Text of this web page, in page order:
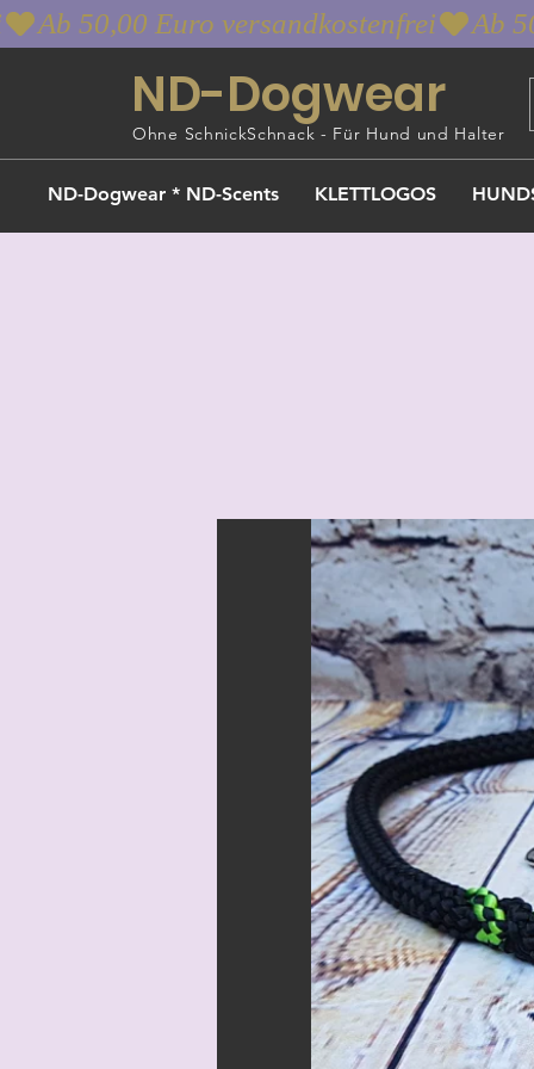
ND-Dogwear * ND-Scents KLETTLOGOS
ND-Dogwear
Ohne SchnickSchnack - Für Hund und Halter